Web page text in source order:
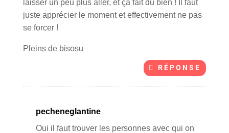
laisser un peu plus aller, et ça fait du bien ! Il faut
juste apprécier le moment et effectivement ne pas
se forcer !
Pleins de bisosu
RÉPONSE
pecheneglantine
Oui il faut trouver les personnes avec qui on